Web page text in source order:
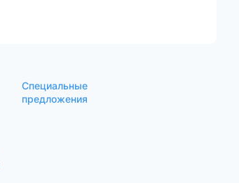
Специальные
предложения